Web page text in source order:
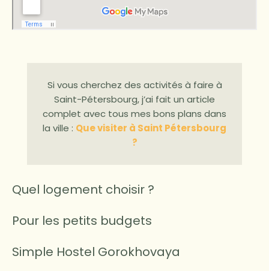
Si vous cherchez des activités à faire à
Saint-Pétersbourg, j’ai fait un article
complet avec tous mes bons plans dans
la ville : Que visiter à Saint Pétersbourg
?
Quel logement choisir ?
Pour les petits budgets
Simple Hostel Gorokhovaya